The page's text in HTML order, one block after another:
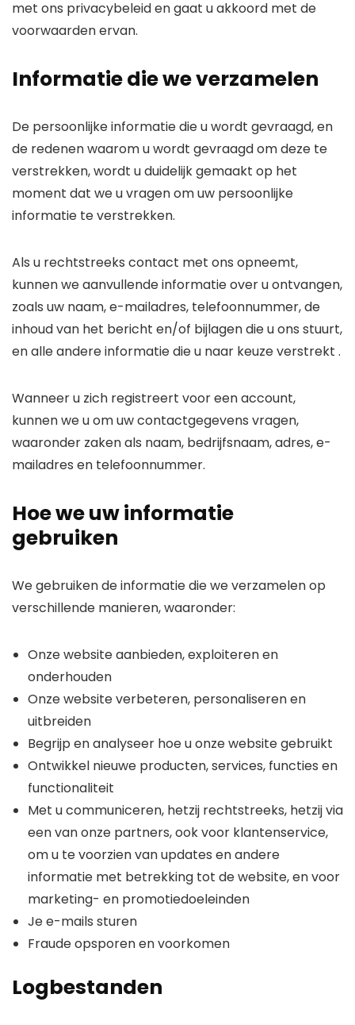
met ons privacybeleid en gaat u akkoord met de
voorwaarden ervan.
Informatie die we verzamelen
De persoonlijke informatie die u wordt gevraagd, en
de redenen waarom u wordt gevraagd om deze te
verstrekken, wordt u duidelijk gemaakt op het
moment dat we u vragen om uw persoonlijke
informatie te verstrekken.
Als u rechtstreeks contact met ons opneemt,
kunnen we aanvullende informatie over u ontvangen,
zoals uw naam, e-mailadres, telefoonnummer, de
inhoud van het bericht en/of bijlagen die u ons stuurt,
en alle andere informatie die u naar keuze verstrekt .
Wanneer u zich registreert voor een account,
kunnen we u om uw contactgegevens vragen,
waaronder zaken als naam, bedrijfsnaam, adres, e-
mailadres en telefoonnummer.
Hoe we uw informatie
gebruiken
We gebruiken de informatie die we verzamelen op
verschillende manieren, waaronder:
Onze website aanbieden, exploiteren en
onderhouden
Onze website verbeteren, personaliseren en
uitbreiden
Begrijp en analyseer hoe u onze website gebruikt
Ontwikkel nieuwe producten, services, functies en
functionaliteit
Met u communiceren, hetzij rechtstreeks, hetzij via
een van onze partners, ook voor klantenservice,
om u te voorzien van updates en andere
informatie met betrekking tot de website, en voor
marketing- en promotiedoeleinden
Je e-mails sturen
Fraude opsporen en voorkomen
Logbestanden